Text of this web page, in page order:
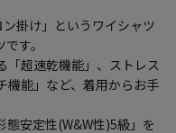
掛け」というワイシャツ
す。
「超速乾機能」、ストレス
機能」など、着用からお手
安定性(W&W性)5級」を